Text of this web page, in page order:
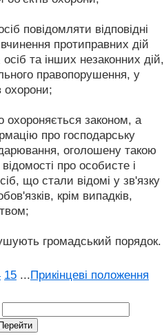
повідомляти відповідні
протиправних дій
та інших незаконних дій,
правопорушення, у
охорони;
законом, а
про господарську
оголошену такою
про особисте і
що стали відомі у зв'язку
крім випадків,
громадський порядок.
15 ...Прикінцеві положення